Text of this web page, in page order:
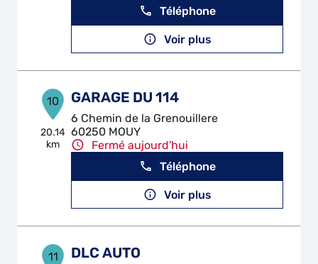
Téléphone
Voir plus
10
20.14
km
GARAGE DU 114
6 Chemin de la Grenouillere
60250 MOUY
Fermé aujourd'hui
Téléphone
Voir plus
11 DLC AUTO